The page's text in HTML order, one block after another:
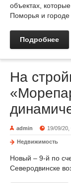
объектах,
Поморья и городе
Подробнее
На
admin 19/09/20,
Недвижимость
Новый – 9-й по
Северодвинске